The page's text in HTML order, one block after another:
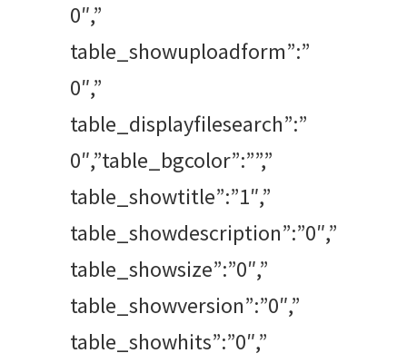
0″,”
table_showuploadform”:”
0″,”
table_displayfilesearch”:”
0″,”table_bgcolor”:””,”
table_showtitle”:”1″,”
table_showdescription”:”0″,”
table_showsize”:”0″,”
table_showversion”:”0″,”
table_showhits”:”0″,”